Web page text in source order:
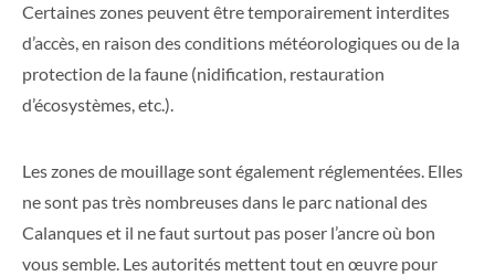
Certaines zones peuvent être temporairement interdites
d’accès, en raison des conditions météorologiques ou de la
protection de la faune (nidification, restauration
d’écosystèmes, etc.).
Les zones de mouillage sont également réglementées. Elles
ne sont pas très nombreuses dans le parc national des
Calanques et il ne faut surtout pas poser l’ancre où bon
vous semble. Les autorités mettent tout en œuvre pour